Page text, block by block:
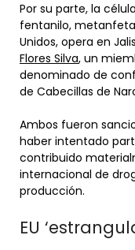
Por su parte, la
fentanilo,
Unidos, opera en
Flores Silva, un
denominado de
de Cabecillas de
Ambos fueron
haber intentado
contribuido
internacional de
producción.
EU